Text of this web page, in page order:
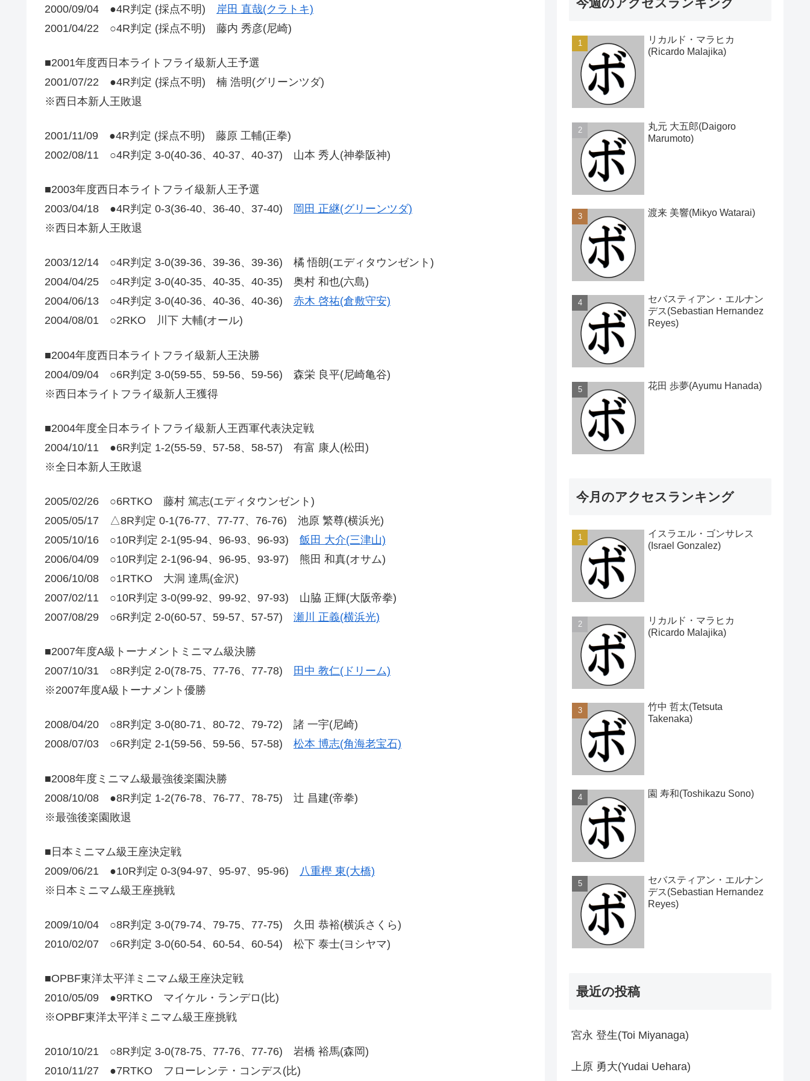
2000/09/04 ●4R判定 (採点不明) 岸田 直哉(クラトキ)
2001/04/22 ○4R判定 (採点不明) 藤内 秀彦(尼崎)
■2001年度西日本ライトフライ級新人王予選
2001/07/22 ●4R判定 (採点不明) 楠 浩明(グリーンツダ)
※西日本新人王敗退
2001/11/09 ●4R判定 (採点不明) 藤原 工輔(正拳)
2002/08/11 ○4R判定 3-0(40-36、40-37、40-37) 山本 秀人(神拳阪神)
■2003年度西日本ライトフライ級新人王予選
2003/04/18 ●4R判定 0-3(36-40、36-40、37-40)
岡田 正継(グリーンツダ)
※西日本新人王敗退
2003/12/14 ○4R判定 3-0(39-36、39-36、39-36) 橘 悟朗(エディタウンゼント)
2004/04/25 ○4R判定 3-0(40-35、40-35、40-35) 奥村 和也(六島)
2004/06/13 ○4R判定 3-0(40-36、40-36、40-36) 赤木 啓祐(倉敷守安)
2004/08/01 ○2RKO 川下 大輔(オール)
■2004年度西日本ライトフライ級新人王決勝
2004/09/04 ○6R判定 3-0(59-55、59-56、59-56) 森栄 良平(尼崎亀谷)
※西日本ライトフライ級新人王獲得
■2004年度全日本ライトフライ級新人王西軍代表決定戦
2004/10/11 ●6R判定 1-2(55-59、57-58、58-57) 有富 康人(松田)
※全日本新人王敗退
2005/02/26 ○6RTKO 藤村 篤志(エディタウンゼント)
2005/05/17 △8R判定 0-1(76-77、77-77、76-76) 池原 繁尊(横浜光)
2005/10/16 ○10R判定 2-1(95-94、96-93、96-93) 飯田 大介(三津山)
2006/04/09 ○10R判定 2-1(96-94、96-95、93-97) 熊田 和真(オサム)
2006/10/08 ○1RTKO 大洞 達馬(金沢)
2007/02/11 ○10R判定 3-0(99-92、99-92、97-93) 山脇 正輝(大阪帝拳)
2007/08/29 ○6R判定 2-0(60-57、59-57、57-57) 瀬川 正義(横浜光)
■2007年度A級トーナメントミニマム級決勝
2007/10/31 ○8R判定 2-0(78-75、77-76、77-78)
田中 教仁(ドリーム)
※2007年度A級トーナメント優勝
2008/04/20 ○8R判定 3-0(80-71、80-72、79-72) 諸 一宇(尼崎)
2008/07/03 ○6R判定 2-1(59-56、59-56、57-58) 松本 博志(角海老宝石)
■2008年度ミニマム級最強後楽園決勝
2008/10/08 ●8R判定 1-2(76-78、76-77、78-75) 辻 昌建(帝拳)
※最強後楽園敗退
■日本ミニマム級王座決定戦
2009/06/21 ●10R判定 0-3(94-97、95-97、95-96)
八重樫 東(大橋)
※日本ミニマム級王座挑戦
2009/10/04 ○8R判定 3-0(79-74、79-75、77-75) 久田 恭裕(横浜さくら)
2010/02/07 ○6R判定 3-0(60-54、60-54、60-54) 松下 泰士(ヨシヤマ)
■OPBF東洋太平洋ミニマム級王座決定戦
2010/05/09 ●9RTKO マイケル・ランデロ(比)
※OPBF東洋太平洋ミニマム級王座挑戦
2010/10/21 ○8R判定 3-0(78-75、77-76、77-76) 岩橋 裕馬(森岡)
2010/11/27 ●7RTKO フローレンテ・コンデス(比)
今週のアクセスランキング
リカルド・マラヒカ
(Ricardo Malajika)
丸元 大五郎(Daigoro
Marumoto)
渡来 美響(Mikyo Watarai)
セバスティアン・エルナン
デス(Sebastian Hernandez
Reyes)
花田 歩夢(Ayumu Hanada)
今月のアクセスランキング
イスラエル・ゴンサレス
(Israel Gonzalez)
リカルド・マラヒカ
(Ricardo Malajika)
竹中 哲太(Tetsuta
Takenaka)
園 寿和(Toshikazu Sono)
セバスティアン・エルナン
デス(Sebastian Hernandez
Reyes)
最近の投稿
宮永 登生(Toi Miyanaga)
上原 勇大(Yudai Uehara)